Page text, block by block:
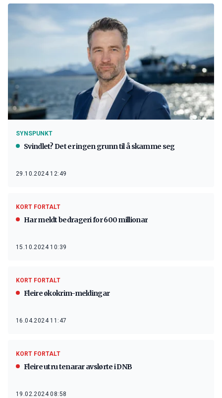
SYNSPUNKT
Svindlet? Det er ingen grunn til å skamme seg
29.10.2024 12:49
KORT FORTALT
Har meldt bedrageri for 600 millionar
15.10.2024 10:39
KORT FORTALT
Fleire økokrim-meldingar
16.04.2024 11:47
KORT FORTALT
Fleire utru tenarar avslørte i DNB
19.02.2024 08:58